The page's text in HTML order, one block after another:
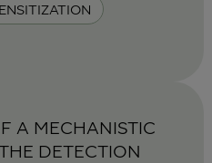
A MECHANISTIC
DETECTION